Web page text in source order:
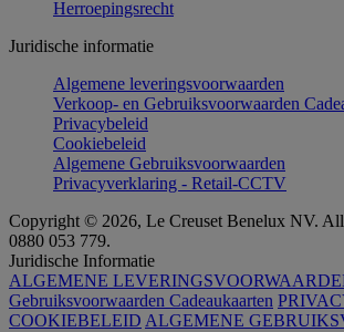
Herroepingsrecht
Juridische informatie
Algemene leveringsvoorwaarden
Verkoop- en Gebruiksvoorwaarden
Privacybeleid
Cookiebeleid
Algemene Gebruiksvoorwaarden
Privacyverklaring - Retail-CCTV
Copyright © 2026, Le Creuset Benelux NV.
0880 053 779.
Juridische Informatie
ALGEMENE
Gebruiksvoorwaarden Cadeaukaarten
COOKIEBELEID ALGEMENE